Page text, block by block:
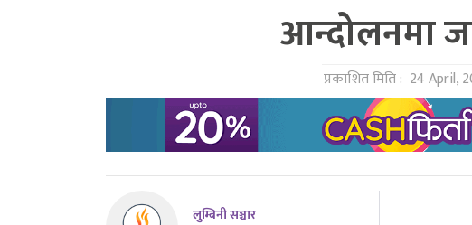
आन्दोलनमा
प्रकाशित मिति : 24 April,
लुम्बिनी सञ्चार